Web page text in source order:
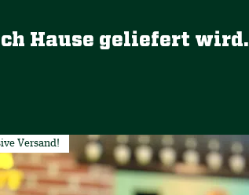
Hause geliefert wird.
Versand!